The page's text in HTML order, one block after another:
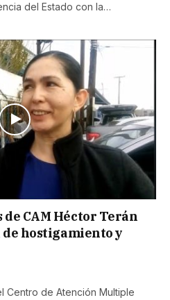
del Estado con la…
CAM Héctor Terán
hostigamiento y
Centro de Atención Multiple